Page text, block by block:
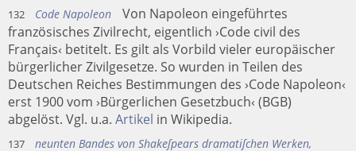
132 Code Napoleon
Von Napoleon eingeführtes
französisches Zivilrecht, eigentlich ›Code civil des
Français‹ betitelt. Es gilt als Vorbild vieler europäischer
bürgerlicher Zivilgesetze. So wurden in Teilen des
Deutschen Reiches Bestimmungen des ›Code Napoleon‹
erst 1900 vom ›Bürgerlichen Gesetzbuch‹ (BGB)
abgelöst. Vgl. u.a. Artikel in Wikipedia.
137
neunten Bandes von Shakeſpears dramatiſchen Werken,